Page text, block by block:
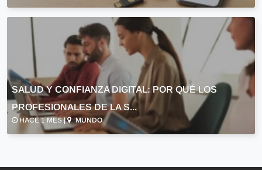
SALUD Y CONFIANZA DIGITAL: POR QUÉ LOS
PROFESIONALES DE LA S...
HACE 1 MES | MUNDO